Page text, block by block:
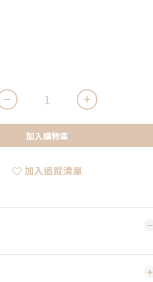
加入購物車
加入追蹤清單